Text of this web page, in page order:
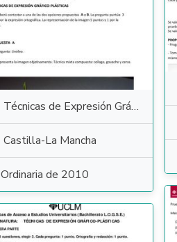
Técnicas de Expresión Gráfico Plástica
Castilla-La Mancha
Ordinaria de 2010